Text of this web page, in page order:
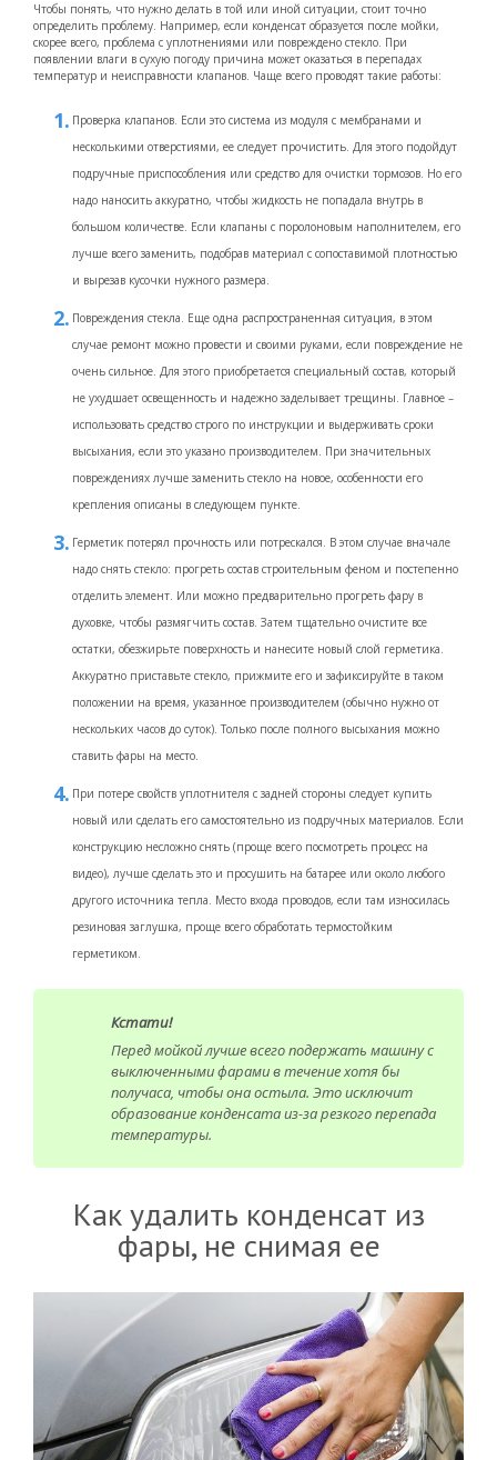
Чтобы понять, что нужно делать в той или иной ситуации, стоит точно
определить проблему. Например, если конденсат образуется после мойки,
скорее всего, проблема с уплотнениями или повреждено стекло. При
появлении влаги в сухую погоду причина может оказаться в перепадах
температур и неисправности клапанов. Чаще всего проводят такие работы:
Проверка клапанов. Если это система из модуля с мембранами и
несколькими отверстиями, ее следует прочистить. Для этого подойдут
подручные приспособления или средство для очистки тормозов. Но его
надо наносить аккуратно, чтобы жидкость не попадала внутрь в
большом количестве. Если клапаны с поролоновым наполнителем, его
лучше всего заменить, подобрав материал с сопоставимой плотностью
и вырезав кусочки нужного размера.
Повреждения стекла. Еще одна распространенная ситуация, в этом
случае ремонт можно провести и своими руками, если повреждение не
очень сильное. Для этого приобретается специальный состав, который
не ухудшает освещенность и надежно заделывает трещины. Главное –
использовать средство строго по инструкции и выдерживать сроки
высыхания, если это указано производителем. При значительных
повреждениях лучше заменить стекло на новое, особенности его
крепления описаны в следующем пункте.
Герметик потерял прочность или потрескался. В этом случае вначале
надо снять стекло: прогреть состав строительным феном и постепенно
отделить элемент. Или можно предварительно прогреть фару в
духовке, чтобы размягчить состав. Затем тщательно очистите все
остатки, обезжирьте поверхность и нанесите новый слой герметика.
Аккуратно приставьте стекло, прижмите его и зафиксируйте в таком
положении на время, указанное производителем (обычно нужно от
нескольких часов до суток). Только после полного высыхания можно
ставить фары на место.
При потере свойств уплотнителя с задней стороны следует купить
новый или сделать его самостоятельно из подручных материалов. Если
конструкцию несложно снять (проще всего посмотреть процесс на
видео), лучше сделать это и просушить на батарее или около любого
другого источника тепла. Место входа проводов, если там износилась
резиновая заглушка, проще всего обработать термостойким
герметиком.
Кстати!
Перед мойкой лучше всего подержать машину с
выключенными фарами в течение хотя бы
получаса, чтобы она остыла. Это исключит
образование конденсата из-за резкого перепада
температуры.
Как удалить конденсат из
фары, не снимая ее